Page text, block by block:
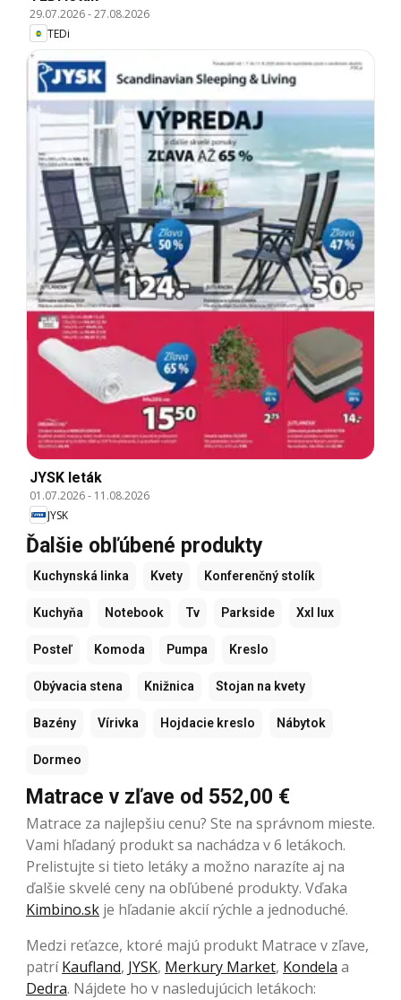
29.07.2026-27.08.2026
TEDi
JYSK leták
01.07.2026- 11.08.2026
JYSK
Ďalšie obľúbené produkty
Kuchynská linka Kvety Konferenčný stolík
Kuchyňa Notebook Tv Parkside Xxl lux
Posteľ Komoda Pumpa Kreslo
Obývacia stena Knižnica Stojan na kvety
Bazény Vírivka Hojdacie kreslo Nábytok
Dormeo
Matrace v zľave od 552,00 €
Matrace za najlepšiu cenu? Ste na správnom mieste.
Vami hľadaný produkt sa nachádza v 6 letákoch.
Prelistujte si tieto letáky a možno narazíte aj na
ďalšie skvelé ceny na obľúbené produkty. Vďaka
Kimbino.sk je hľadanie akcií rýchle a jednoduché.
Medzi reťazce, ktoré majú produkt Matrace v zľave,
patríKaufland, JYSK, Merkury Market, Kondela a
Dedra. Nájdete ho v nasledujúcich letákoch: